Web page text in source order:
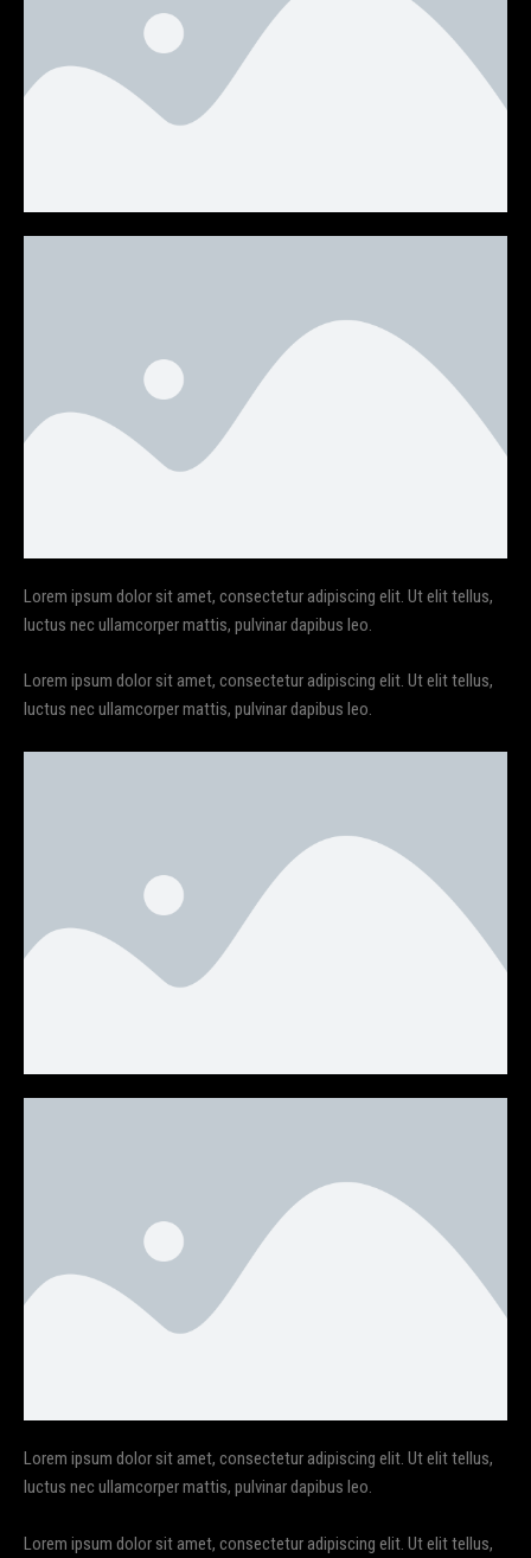
Lorem ipsum dolor sit amet, consectetur adipiscing elit. Ut elit tellus,
luctus nec ullamcorper mattis, pulvinar dapibus leo.
Lorem ipsum dolor sit amet, consectetur adipiscing elit. Ut elit tellus,
luctus nec ullamcorper mattis, pulvinar dapibus leo.
Lorem ipsum dolor sit amet, consectetur adipiscing elit. Ut elit tellus,
luctus nec ullamcorper mattis, pulvinar dapibus leo.
Lorem ipsum dolor sit amet, consectetur adipiscing elit. Ut elit tellus,